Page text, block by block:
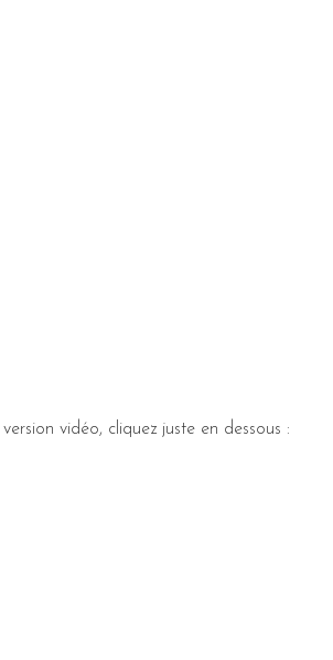
vidéo, cliquez juste en dessous :